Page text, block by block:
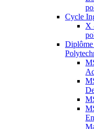
Cycle
X
Diplôme